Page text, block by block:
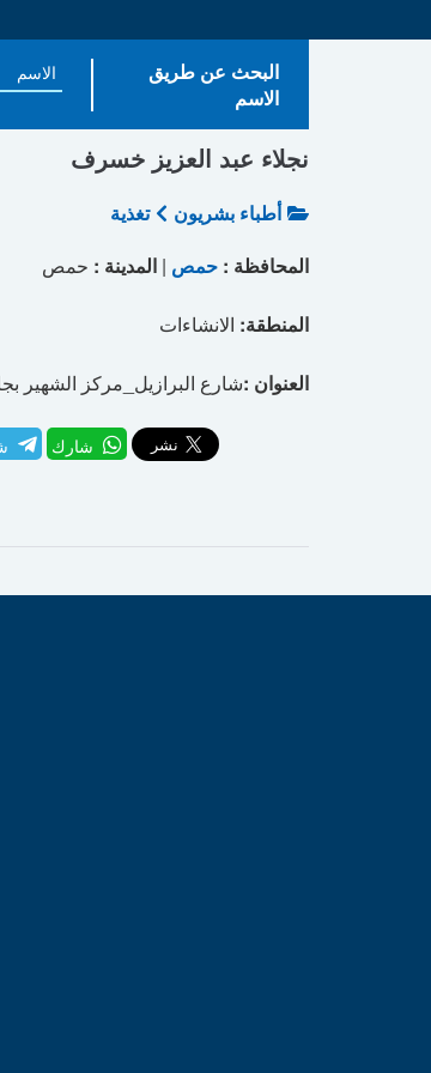
البحث عن طريق
الاسم
نجلاء عبد العزيز خسرف
أطباء بشريون
تغذية
المحافظة : حمص | المدينة : حمص
المنطقة: الانشاءات
العنوان :شارع البرازيل_مركز الشهير
شارك